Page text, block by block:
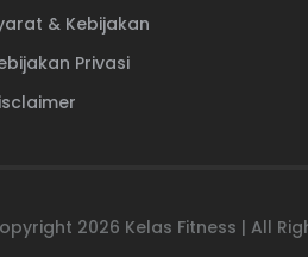
& Kebijakan
Privasi
2026 Kelas Fitness | All